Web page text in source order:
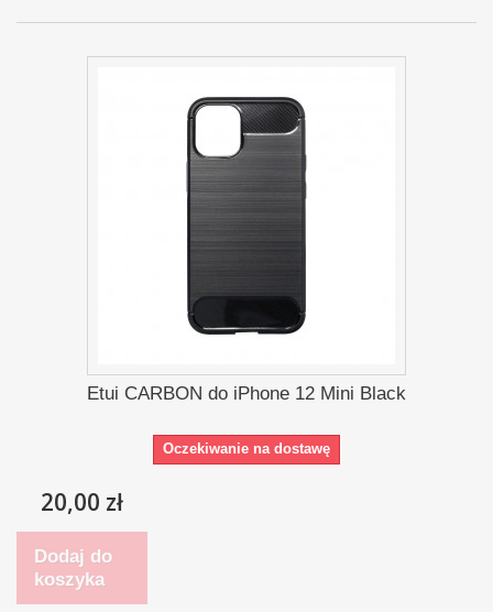
Etui CARBON do iPhone 12 Mini Black
Oczekiwanie na dostawę
20,00 zł
Dodaj do
koszyka